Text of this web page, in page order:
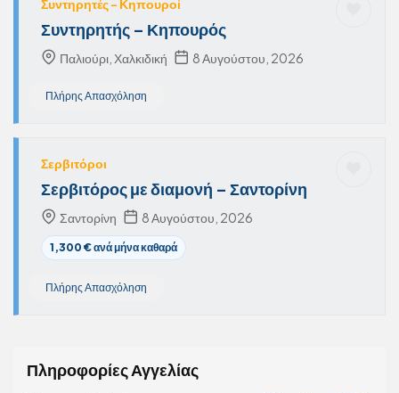
Συντηρητές – Κηπουροί
Συντηρητής – Κηπουρός
Παλιούρι, Χαλκιδική 8 Αυγούστου, 2026
Πλήρης Απασχόληση
Σερβιτόροι
Σερβιτόρος με διαμονή – Σαντορίνη
Σαντορίνη 8 Αυγούστου, 2026
1,300 € ανά μήνα καθαρά
Πλήρης Απασχόληση
Πληροφορίες Αγγελίας